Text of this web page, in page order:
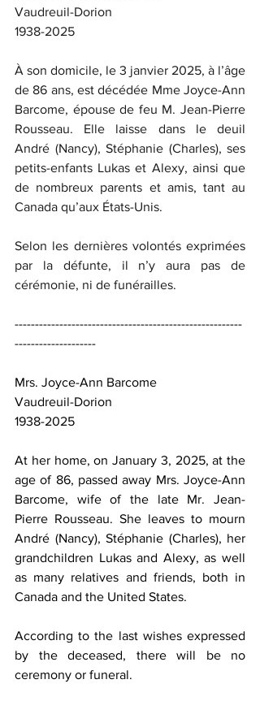
Vaudreuil-Dorion
1938-2025
À son domicile, le 3 janvier 2025, à l’âge
de 86 ans, est décédée Mme Joyce-Ann
Barcome, épouse de feu M. Jean-Pierre
Rousseau. Elle laisse dans le deuil
André (Nancy), Stéphanie (Charles), ses
petits-enfants Lukas et Alexy, ainsi que
de nombreux parents et amis, tant au
Canada qu’aux États-Unis.
Selon les dernières volontés exprimées
par la défunte, il n’y aura pas de
cérémonie, ni de funérailles.
--------------------------------------------------------
--------------------
Mrs. Joyce-Ann Barcome
Vaudreuil-Dorion
1938-2025
At her home, on January 3, 2025, at the
age of 86, passed away Mrs. Joyce-Ann
Barcome, wife of the late Mr. Jean-
Pierre Rousseau. She leaves to mourn
André (Nancy), Stéphanie (Charles), her
grandchildren Lukas and Alexy, as well
as many relatives and friends, both in
Canada and the United States.
According to the last wishes expressed
by the deceased, there will be no
ceremony or funeral.